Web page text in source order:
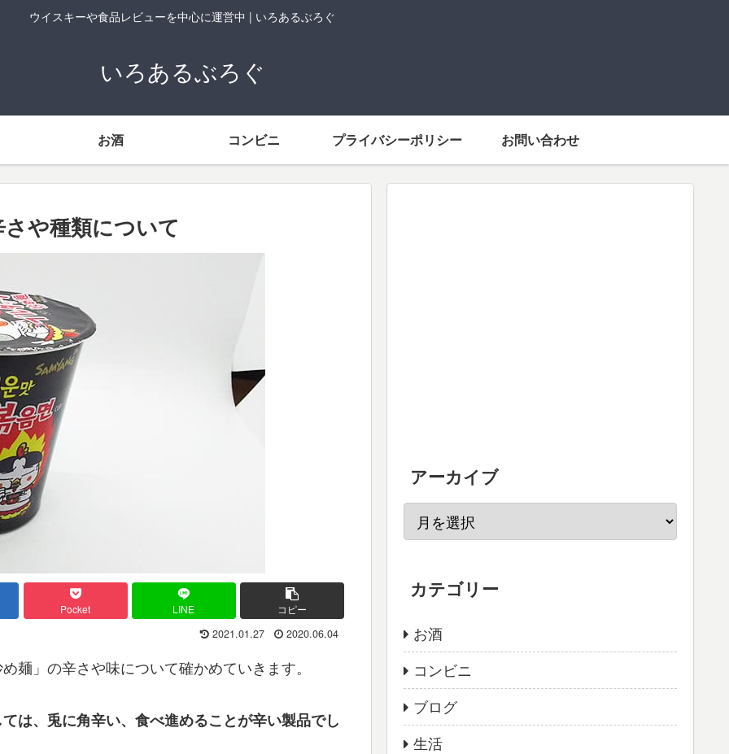
ウイスキーや食品レビューを中心に運営中 | いろあるぶろぐ
いろあるぶろぐ
お酒 コンビニ プライバシーポリシー お問い合わせ
や種類について
Pocket LINE コピー
2021.01.27 2020.06.04
」の辛さや味について確かめていきます。
は、兎に角辛い、食べ進めることが辛い製品でし
アーカイブ
カテゴリー
お酒
コンビニ
ブログ
生活